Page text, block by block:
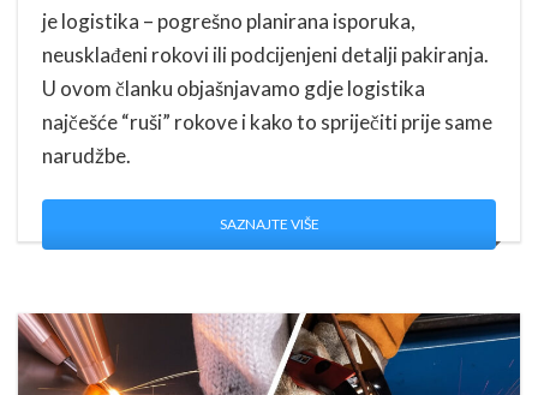
je logistika – pogrešno planirana isporuka,
neusklađeni rokovi ili podcijenjeni detalji pakiranja.
U ovom članku objašnjavamo gdje logistika
najčešće “ruši” rokove i kako to spriječiti prije same
narudžbe.
SAZNAJTE VIŠE